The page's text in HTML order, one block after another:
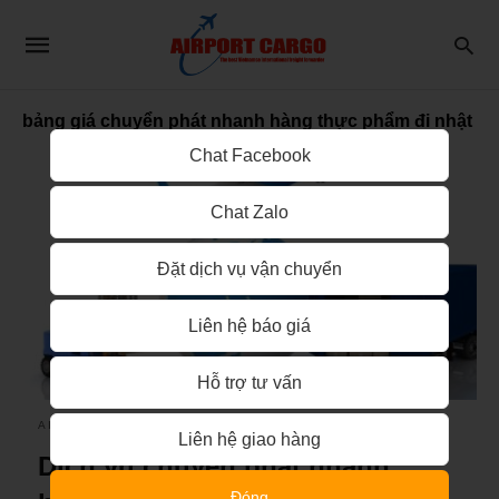
bảng giá chuyển phát nhanh hàng thực phẩm đi nhật
AIRPORT CARGO
Dịch vụ chuyển phát nhanh
Chat Facebook
Chat Zalo
Đặt dịch vụ vận chuyển
Liên hệ báo giá
Hỗ trợ tư vấn
Liên hệ giao hàng